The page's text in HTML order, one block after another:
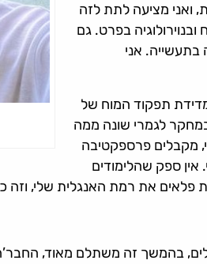
ואני מציעה לתת לזה
בפרט. גם
אני
תפקוד המוח של
לגמרי שונה ממה
מקבלים פרספקטיבה
ספק שהלימודים
את רמת האנגלית שלי, וזה
בהמשך זה משתלם מאוד,